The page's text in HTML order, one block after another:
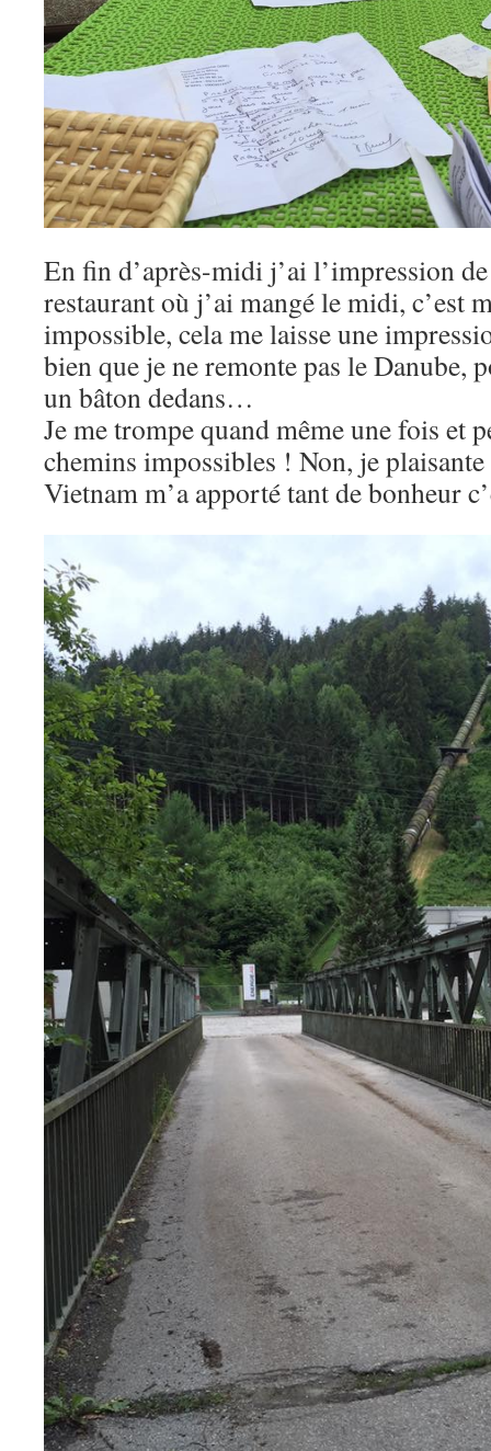
En fin d’après-midi j’ai l’impression
restaurant où j’ai mangé le midi, c’est
impossible, cela me laisse une
bien que je ne remonte pas le Danube,
un bâton dedans…
Je me trompe quand même une fois et
chemins impossibles ! Non, je
Vietnam m’a apporté tant de bonheur